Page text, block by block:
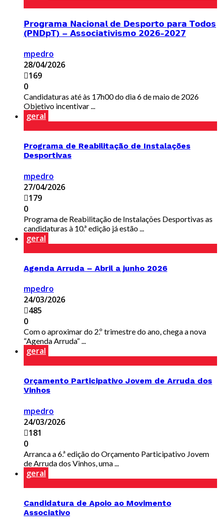
𝗣𝗿𝗼𝗴𝗿𝗮𝗺𝗮 𝗡𝗮𝗰𝗶𝗼𝗻𝗮𝗹 𝗱𝗲 𝗗𝗲𝘀𝗽𝗼𝗿𝘁𝗼 𝗽𝗮𝗿𝗮 𝗧𝗼𝗱𝗼𝘀
(𝗣𝗡𝗗𝗽𝗧) – 𝗔𝘀𝘀𝗼𝗰𝗶𝗮𝘁𝗶𝘃𝗶𝘀𝗺𝗼 𝟮𝟬𝟮𝟲-𝟮𝟬𝟮𝟳
mpedro
28/04/2026
169
0
Candidaturas até às 17h00 do dia 6 de maio de 2026
Objetivo incentivar ...
geral
Programa de Reabilitação de Instalações
Desportivas
mpedro
27/04/2026
179
0
Programa de Reabilitação de Instalações Desportivas as
candidaturas à 10.ª edição já estão ...
geral
Agenda Arruda – Abril a junho 2026
mpedro
24/03/2026
485
0
Com o aproximar do 2.º trimestre do ano, chega a nova
“Agenda Arruda“ ...
geral
Orçamento Participativo Jovem de Arruda dos
Vinhos
mpedro
24/03/2026
181
0
Arranca a 6.ª edição do Orçamento Participativo Jovem
de Arruda dos Vinhos, uma ...
geral
Candidatura de Apoio ao Movimento
Associativo